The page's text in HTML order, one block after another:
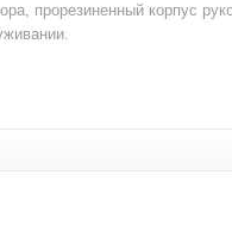
прорезиненный корпус